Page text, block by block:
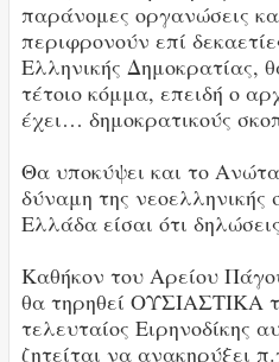
παράνομες οργανώσεις
περιφρονούν επί
Ελληνικής Δημοκρατίας,
τέτοιο κόμμα, επειδή ο
έχει… δημοκρατικούς
Θα υποκύψει και το
δύναμη της νεοελληνικής
Ελλάδα είσαι ότι
Καθήκον του Αρείου
θα τηρηθεί ΟΥΣΙΑΣΤΙΚΑ
τελευταίος Ειρηνοδίκης
ζητείται να ανακηρύξει